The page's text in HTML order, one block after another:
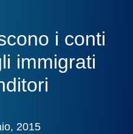
i conti
immigrati
2015